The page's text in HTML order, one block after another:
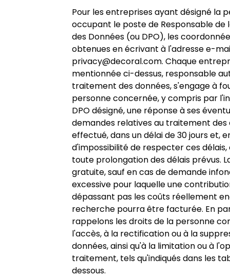
Pour les entreprises ayant désigné la
occupant le poste de Responsable de
des Données (ou DPO), les
obtenues en écrivant à l'adresse e-
privacy@decoral.com. Chaque
mentionnée ci-dessus, responsable
traitement des données, s'engage à
personne concernée, y compris par
DPO désigné, une réponse à ses
demandes relatives au traitement des
effectué, dans un délai de 30 jours et,
d'impossibilité de respecter ces
toute prolongation des délais prévus.
gratuite, sauf en cas de demande
excessive pour laquelle une
dépassant pas les coûts réellement
recherche pourra être facturée. En
rappelons les droits de la personne
l'accès, à la rectification ou à la
données, ainsi qu'à la limitation ou à
traitement, tels qu'indiqués dans les
dessous.